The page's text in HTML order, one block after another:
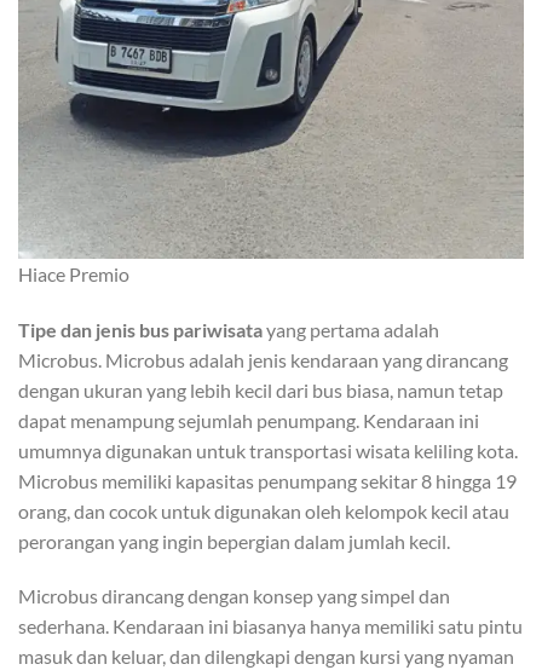
Hiace Premio
Tipe dan jenis bus pariwisatayang pertama adalah
Microbus. Microbus adalah jenis kendaraan yang dirancang
dengan ukuran yang lebih kecil dari bus biasa, namun tetap
dapat menampung sejumlah penumpang. Kendaraan ini
umumnya digunakan untuk transportasi wisata keliling kota.
Microbus memiliki kapasitas penumpang sekitar 8 hingga 19
orang, dan cocok untuk digunakan oleh kelompok kecil atau
perorangan yang ingin bepergian dalam jumlah kecil.
Microbus dirancang dengan konsep yang simpel dan
sederhana. Kendaraan ini biasanya hanya memiliki satu pintu
masuk dan keluar, dan dilengkapi dengan kursi yang nyaman